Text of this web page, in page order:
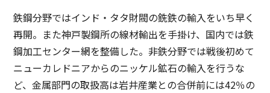
鉄鋼分野ではインド・タタ財閥の銑鉄の輸入をいち早く
再開。また神戸製鋼所の線材輸出を手掛け、国内では鉄
鋼加工センター網を整備した。非鉄分野では戦後初めて
ニューカレドニアからのニッケル鉱石の輸入を行うな
ど、金属部門の取扱高は岩井産業との合併前には42％の